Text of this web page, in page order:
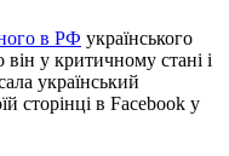
в РФ українського
у критичному стані і
український
сторінці в Facebook у